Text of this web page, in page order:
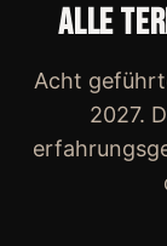
Alle
Acht
2027.